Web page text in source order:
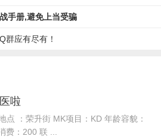
手册,避免上当受骗
群应有尽有！
啦
点 ：荣升街 MK项目：KD 年龄容貌：
费：200 联 ...